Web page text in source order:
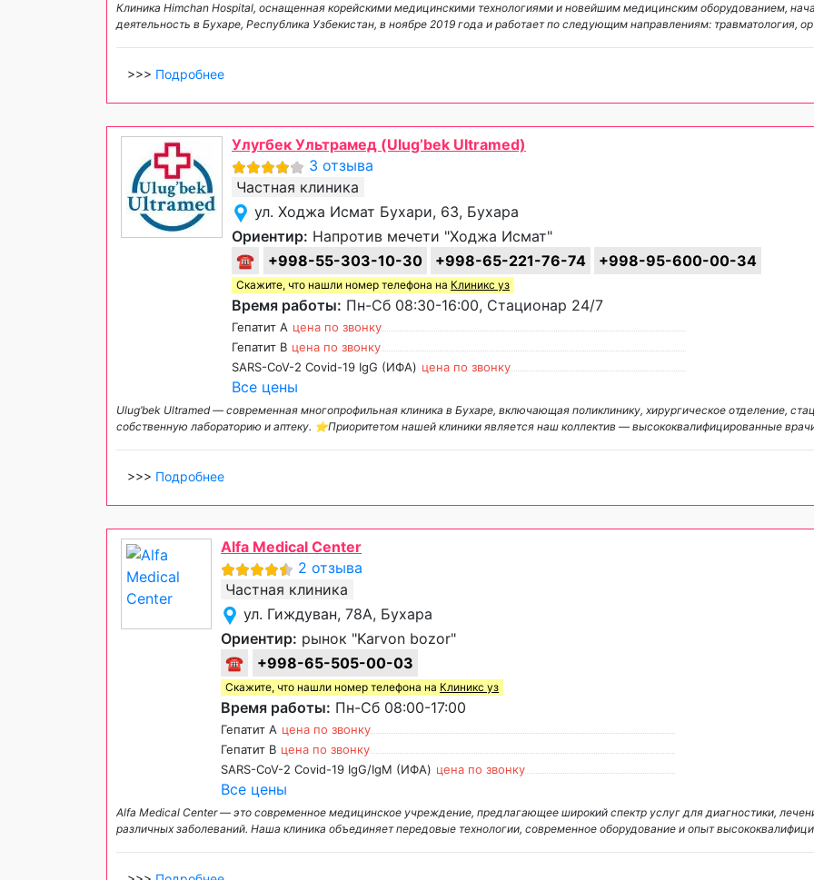
Клиника Himchan Hospital, оснащенная корейскими медицинскими технологиями и новейшим медицинским оборудованием,
деятельность в Бухаре, Республика Узбекистан, в ноябре 2019 года и работает по следующим направлениям: травматология,
>>> Подробнее
Улугбек Ультрамед (Ulug’bek Ultramed)
3 отзыва
Частная клиника
ул. Ходжа Исмат Бухари, 63, Бухара
Ориентир: Напротив мечети "Ходжа Исмат"
☎
+998-55-303-10-30 +998-65-221-76-74 +998-95-600-00-34
Скажите, что нашли номер телефона на Клиникс уз
Время работы: Пн-Сб 08:30-16:00, Стационар 24/7
Гепатит А цена по звонку
Гепатит B цена по звонку
SARS-CoV-2 Covid-19 IgG (ИФА) цена по звонку
Все цены
Ulug’bek Ultramed — современная многопрофильная клиника в Бухаре, включающая поликлинику, хирургическое отделение,
собственную лабораторию и аптеку. ⭐️Приоритетом нашей клиники является наш коллектив — высококвалифицированные
>>> Подробнее
Alfa Medical Center
2 отзыва
Частная клиника
ул. Гиждуван, 78А, Бухара
Ориентир: рынок "Karvon bozor"
☎
+998-65-505-00-03
Скажите, что нашли номер телефона на Клиникс уз
Время работы: Пн-Сб 08:00-17:00
Гепатит А цена по звонку
Гепатит B цена по звонку
SARS-CoV-2 Covid-19 IgG/IgM (ИФА) цена по звонку
Все цены
Alfa Medical Center — это современное медицинское учреждение, предлагающее широкий спектр услуг для диагностики,
различных заболеваний. Наша клиника объединяет передовые технологии, современное оборудование и опыт